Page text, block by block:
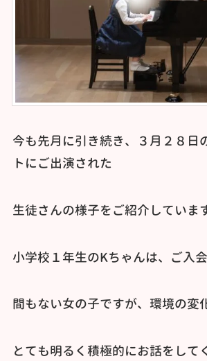
今も先月に引き続き、３月２８日
トにご出演された
生徒さんの様子をご紹介していま
小学校１年生のKちゃんは、ご入
間もない女の子ですが、環境の変
とても明るく積極的にお話をして